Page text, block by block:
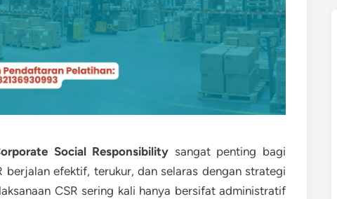
Social Responsibility sangat penting bagi
berjalan efektif, terukur, dan selaras dengan strategi
CSR sering kali hanya bersifat administratif